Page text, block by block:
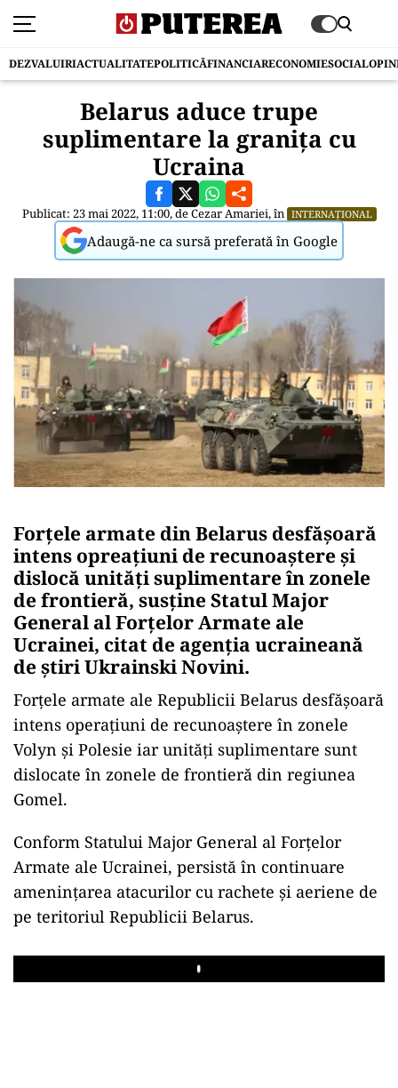
DEZVALUIRIACTUALITATEPOLITICĂFINANCIARECONOMIESOCIAL
Belarus aduce trupe
suplimentare la granița cu
Ucraina
Publicat: 23 mai 2022, 11:00, deCezar Amariei, în INTERNAȚIONAL
Adaugă-ne ca sursă preferată în Google
Forțele armate din Belarus desfășoară
intens opreațiuni de recunoaștere și
dislocă unități suplimentare în zonele
de frontieră, susține Statul Major
General al Forțelor Armate ale
Ucrainei, citat de agenția ucraineană
de știri Ukrainski Novini.
Forțele armate ale Republicii Belarus desfășoară
intens operațiuni de recunoaștere în zonele
Volyn și Polesie iar unități suplimentare sunt
dislocate în zonele de frontieră din regiunea
Gomel.
Conform Statului Major General al Forțelor
Armate ale Ucrainei, persistă în continuare
amenințarea atacurilor cu rachete și aeriene de
pe teritoriul Republicii Belarus.
Play